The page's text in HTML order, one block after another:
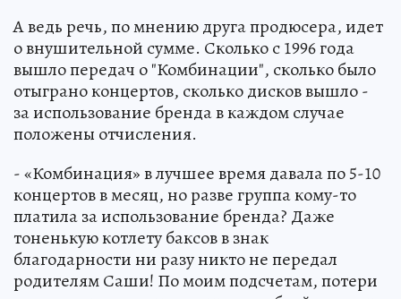
А ведь речь, по мнению друга продюсера, идет
о внушительной сумме. Сколько с 1996 года
вышло передач о "Комбинации", сколько было
отыграно концертов, сколько дисков вышло -
за использование бренда в каждом случае
положены отчисления.
- «Комбинация» в лучшее время давала по 5-10
концертов в месяц, но разве группа кому-то
платила за использование бренда? Даже
тоненькую котлету баксов в знак
благодарности ни разу никто не передал
родителям Саши! По моим подсчетам, потери